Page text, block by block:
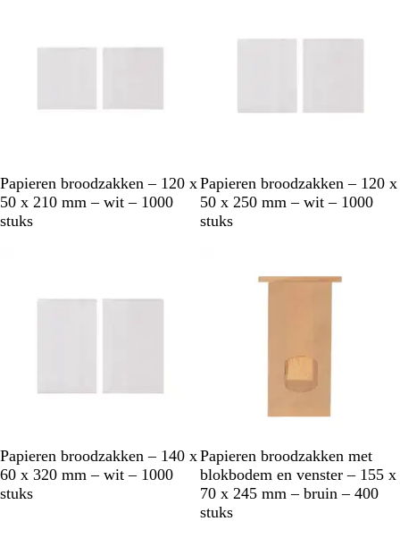
W
i
t
Papieren broodzakken – 120 x
50 x 210 mm – wit – 1000
stuks
W
i
t
Papieren broodzakken – 120 x
50 x 250 mm – wit – 1000
stuks
W
i
t
Papieren broodzakken – 140 x
60 x 320 mm – wit – 1000
stuks
B
r
u
i
Papieren broodzakken met
blokbodem en venster – 155 x
70 x 245 mm – bruin – 400
stuks